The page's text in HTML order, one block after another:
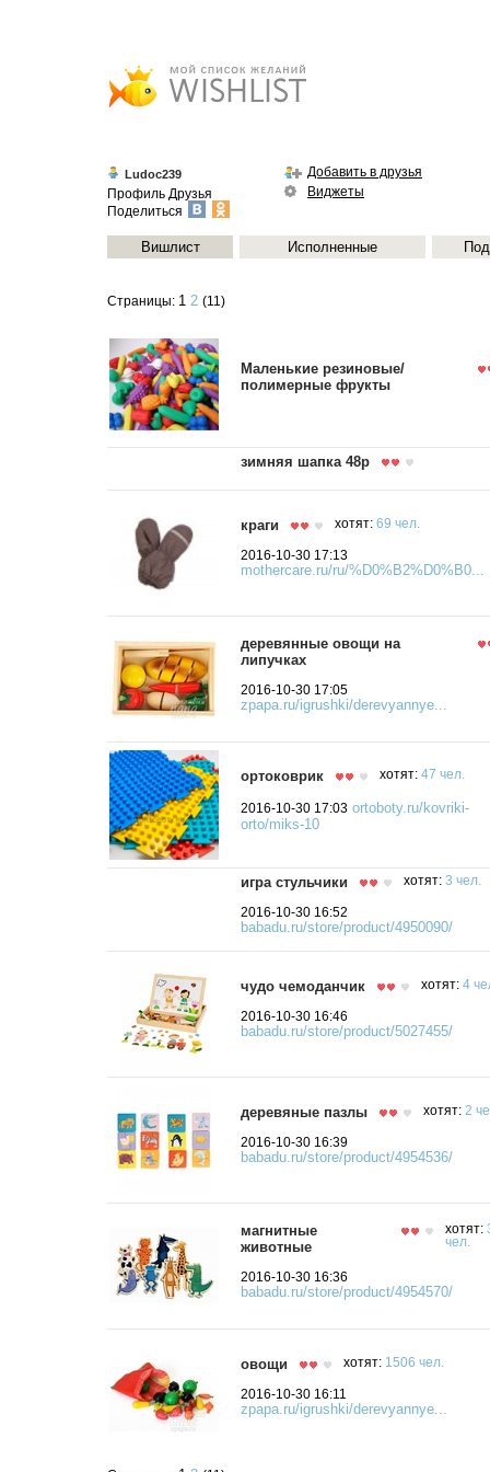
Ludoc239
Профиль Друзья
Поделиться
Добавить в друзья
Виджеты
Вишлист Исполненные
Страницы: 1 2 (11)
Маленькие резиновые/
полимерные фрукты
зимняя шапка 48р
краги хотят: 69 чел.
2016-10-30 17:13
mothercare.ru/ru/%D0%B2%D0%B0...
деревянные овощи на
липучках
2016-10-30 17:05
zpapa.ru/igrushki/derevyannye...
ортоковрик хотят: 47 чел.
2016-10-30 17:03 ortoboty.ru/kovriki-
orto/miks-10
игра стульчики хотят: 3 чел.
2016-10-30 16:52
babadu.ru/store/product/4950090/
чудо чемоданчик хотят: 4
2016-10-30 16:46
babadu.ru/store/product/5027455/
деревяные пазлы хотят: 2
2016-10-30 16:39
babadu.ru/store/product/4954536/
магнитные
животные
хотят:
чел.
2016-10-30 16:36
babadu.ru/store/product/4954570/
овощи хотят: 1506 чел.
2016-10-30 16:11
zpapa.ru/igrushki/derevyannye...